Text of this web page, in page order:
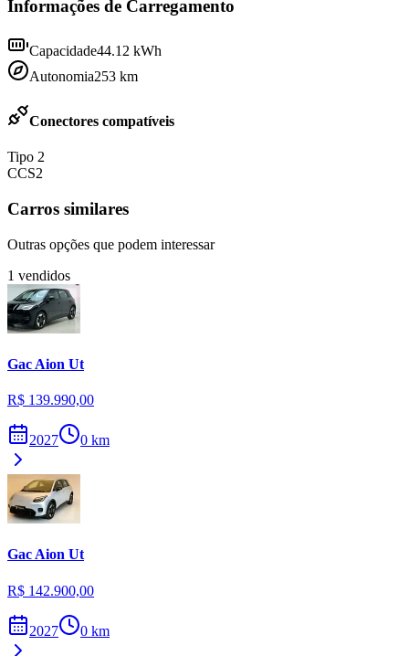
Informações de Carregamento
Capacidade44.12 kWh
Autonomia253 km
Conectores compatíveis
Tipo 2
CCS2
Carros similares
Outras opções que podem interessar
1 vendidos
Gac Aion Ut
R$ 139.990,00
2027 0 km
Gac Aion Ut
R$ 142.900,00
2027 0 km